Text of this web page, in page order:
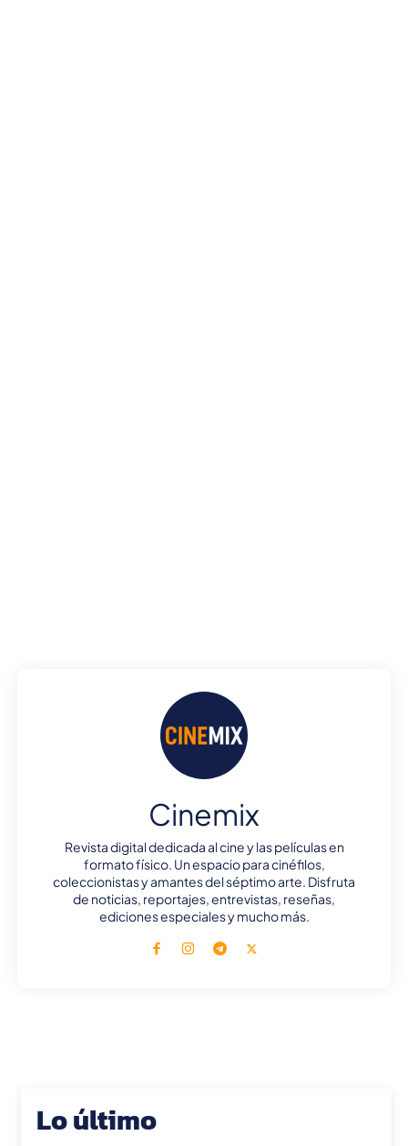
Cinemix
Revista digital dedicada al cine y las películas en
formato físico. Un espacio para cinéfilos,
coleccionistas y amantes del séptimo arte. Disfruta
de noticias, reportajes, entrevistas, reseñas,
ediciones especiales y mucho más.
Lo último